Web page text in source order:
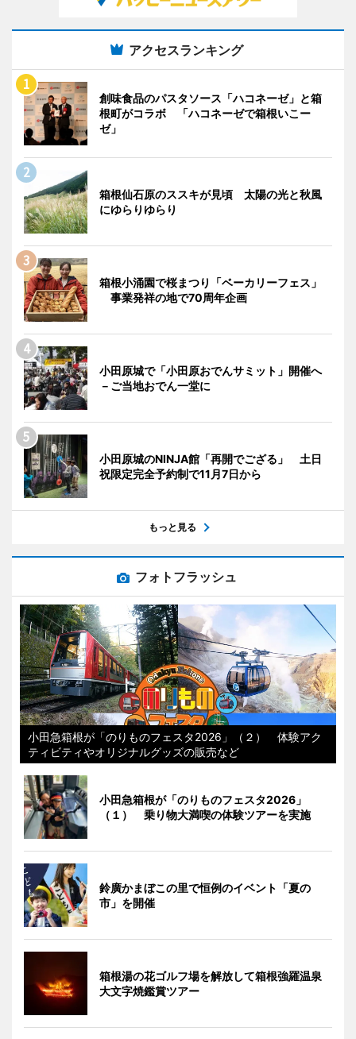
アクセスランキング
創味食品のパスタソース「ハコネーゼ」と箱
根町がコラボ 「ハコネーゼで箱根いこー
ゼ」
箱根仙石原のススキが見頃 太陽の光と秋風
にゆらりゆらり
箱根小涌園で桜まつり「ベーカリーフェス」
事業発祥の地で70周年企画
小田原城で「小田原おでんサミット」開催へ
－ご当地おでん一堂に
小田原城のNINJA館「再開でござる」 土日
祝限定完全予約制で11月7日から
もっと見る
フォトフラッシュ
小田急箱根が「のりものフェスタ2026」（２） 体験アク
ティビティやオリジナルグッズの販売など
小田急箱根が「のりものフェスタ2026」
（１） 乗り物大満喫の体験ツアーを実施
鈴廣かまぼこの里で恒例のイベント「夏の
市」を開催
箱根湯の花ゴルフ場を解放して箱根強羅温泉
大文字焼鑑賞ツアー